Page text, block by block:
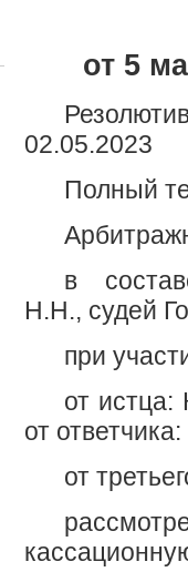
от 5
02.05.2023
Полный
в
Н.Н., судей
при
от истца:
от
от